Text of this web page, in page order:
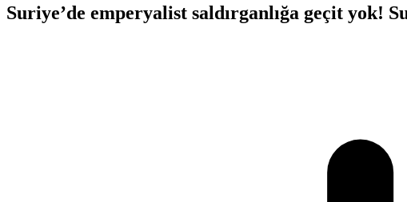
Suriye’de emperyalist saldırganlığa geçit yok!